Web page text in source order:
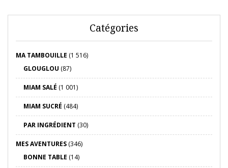
Catégories
MA TAMBOUILLE (1 516)
GLOUGLOU (87)
MIAM SALÉ (1 001)
MIAM SUCRÉ (484)
PAR INGRÉDIENT (30)
MES AVENTURES (346)
BONNE TABLE (14)